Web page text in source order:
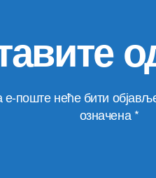
поште неће бити
означена *